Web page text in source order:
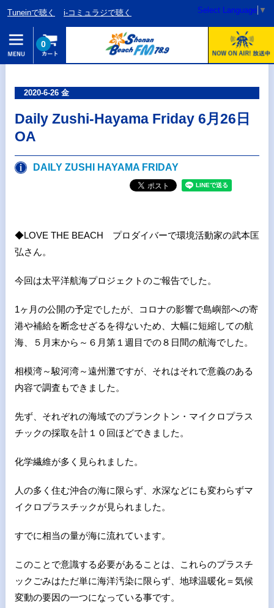
Tuneinで聴く i-コミュラジで聴く Select Language ▼
0
2020-6-26 金
Daily Zushi-Hayama Friday 6月26日
OA
DAILY ZUSHI HAYAMA FRIDAY
◆LOVE THE BEACH プロダイバーで環境活動家の武本匡
弘さん。
今回は太平洋航海プロジェクトのご報告でした。
1ヶ月の公開の予定でしたが、コロナの影響で島嶼部への寄
港や補給を断念せざるを得ないため、大幅に短縮しての航
海、５月末から～６月第１週目での８日間の航海でした。
相模湾～駿河湾～遠州灘ですが、それはそれで意義のある
内容で調査もできました。
先ず、それぞれの海域でのプランクトン・マイクロプラス
チックの採取を計１０回ほどできました。
化学繊維が多く見られました。
人の多く住む沖合の海に限らず、水深などにも変わらずマ
イクロプラスチックが見られました。
すでに相当の量が海に流れています。
このことで意識する必要があることは、これらのプラスチ
ックごみはただ単に海洋汚染に限らず、地球温暖化＝気候
変動の要因の一つになっている事です。